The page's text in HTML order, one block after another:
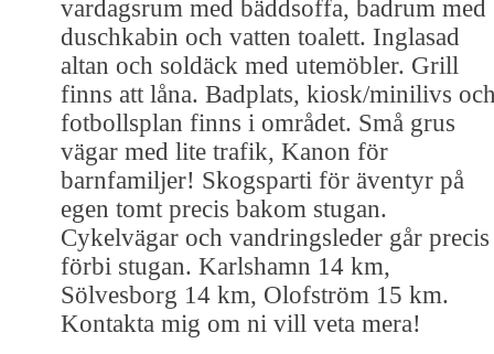
vardagsrum med bäddsoffa, badrum med
duschkabin och vatten toalett. Inglasad
altan och soldäck med utemöbler. Grill
finns att låna. Badplats, kiosk/minilivs
fotbollsplan finns i området. Små grus
vägar med lite trafik, Kanon för
barnfamiljer! Skogsparti för äventyr på
egen tomt precis bakom stugan.
Cykelvägar och vandringsleder går precis
förbi stugan. Karlshamn 14 km,
Sölvesborg 14 km, Olofström 15 km.
Kontakta mig om ni vill veta mera!